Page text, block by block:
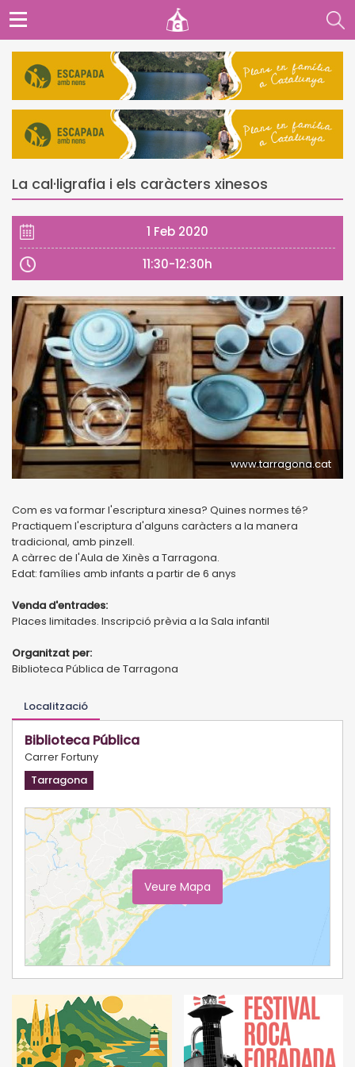
La cal·ligrafia i els caràcters xinesos
1 Feb 2020
11:30-12:30h
www.tarragona.cat
Com es va formar l'escriptura xinesa? Quines normes té?
Practiquem l'escriptura d'alguns caràcters a la manera
tradicional, amb pinzell.
A càrrec de l'Aula de Xinès a Tarragona.
Edat: famílies amb infants a partir de 6 anys
Venda d'entrades:
Places limitades. Inscripció prèvia a la Sala infantil
Organitzat per:
Biblioteca Pública de Tarragona
Localització
Biblioteca Pública
Carrer Fortuny
Tarragona
Veure Mapa